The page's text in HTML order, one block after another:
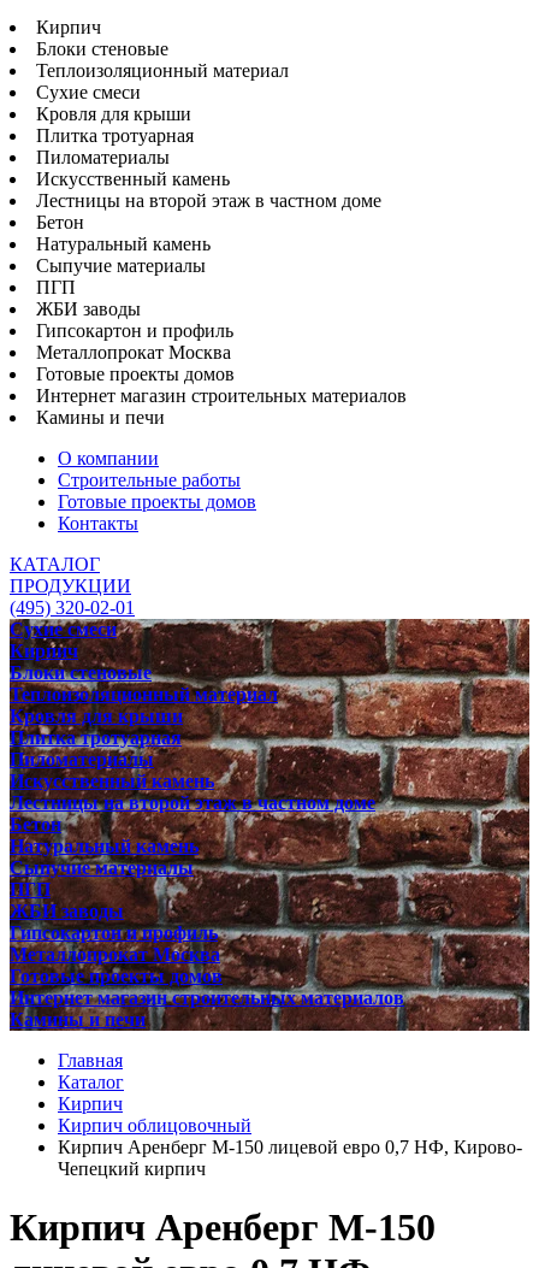
Кирпич
Блоки стеновые
Теплоизоляционный материал
Сухие смеси
Кровля для крыши
Плитка тротуарная
Пиломатериалы
Искусственный камень
Лестницы на второй этаж в частном доме
Бетон
Натуральный камень
Сыпучие материалы
ПГП
ЖБИ заводы
Гипсокартон и профиль
Металлопрокат Москва
Готовые проекты домов
Интернет магазин строительных материалов
Камины и печи
О компании
Строительные работы
Готовые проекты домов
Контакты
КАТАЛОГ
ПРОДУКЦИИ
(495) 320-02-01
Сухие смеси
Кирпич
Блоки стеновые
Теплоизоляционный материал
Кровля для крыши
Плитка тротуарная
Пиломатериалы
Искусственный камень
Лестницы на второй этаж в частном доме
Бетон
Натуральный камень
Сыпучие материалы
ПГП
ЖБИ заводы
Гипсокартон и профиль
Металлопрокат Москва
Готовые проекты домов
Интернет магазин строительных материалов
Камины и печи
Главная
Каталог
Кирпич
Кирпич облицовочный
Кирпич Аренберг М-150 лицевой евро 0,7 НФ, Кирово-
Чепецкий кирпич
Кирпич Аренберг М-150